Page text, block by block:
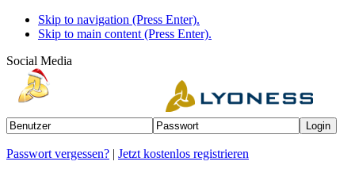
Skip to navigation (Press Enter).
Skip to main content (Press Enter).
Social Media
Passwort vergessen? | Jetzt kostenlos registrieren